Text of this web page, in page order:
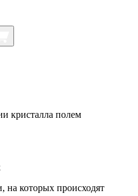
кристалла полем
на которых происходят